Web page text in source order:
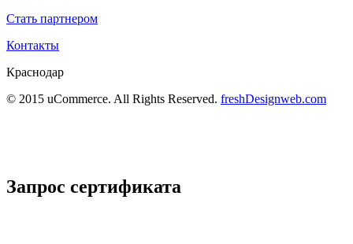
Стать партнером
Контакты
Краснодар
© 2015 uCommerce. All Rights Reserved. freshDesignweb.com
Запрос сертификата